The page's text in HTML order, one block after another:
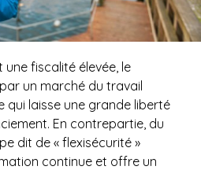
fiscalité élevée, le
un marché du travail
qui laisse une grande liberté
En contrepartie, du
dit de « flexisécurité »
continue et offre un